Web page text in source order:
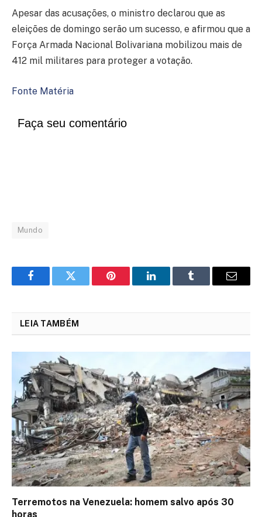
Apesar das acusações, o ministro declarou que as
eleições de domingo serão um sucesso, e afirmou que a
Força Armada Nacional Bolivariana mobilizou mais de
412 mil militares para proteger a votação.
Fonte Matéria
Faça seu comentário
Mundo
FacebookTwitter Pinterest LinkedInTumblr Email
LEIA TAMBÉM
Terremotos na Venezuela: homem salvo após 30
horas